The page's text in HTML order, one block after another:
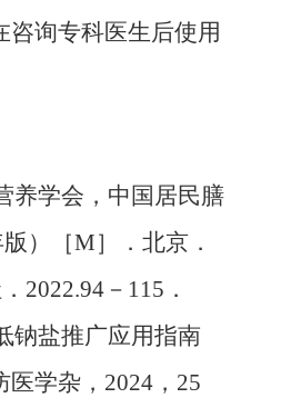
咨询专科医生后使用
养学会，中国居民膳
）［M］．北京．
2022.94－115．
钠盐推广应用指南
医学杂，2024，25